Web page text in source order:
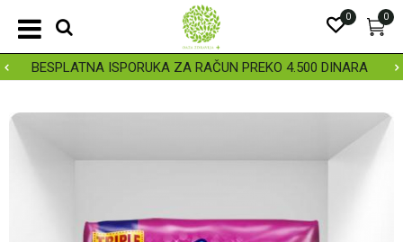
BESPLATNA ISPORUKA ZA RAČUN PREKO 4.500 DINARA
0
0